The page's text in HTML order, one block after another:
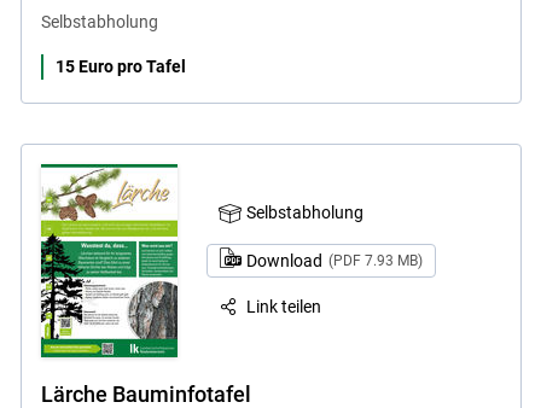
Selbstabholung
15 Euro pro Tafel
Selbstabholung
Download (PDF 7.93 MB)
Link teilen
Lärche Bauminfotafel